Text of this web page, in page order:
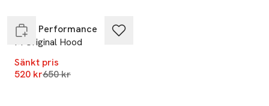
Peak Performance
M Original Hood
Sänkt pris
520 krLägsta pris 30 dagar
650 kr